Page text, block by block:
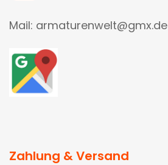
Mail: armaturenwelt@gmx.de
Zahlung & Versand